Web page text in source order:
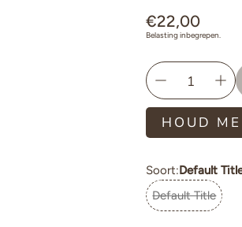
Normale
prijs
€22,00
Belasting inbegrepen.
HOUD
Soort:Default
Default Title